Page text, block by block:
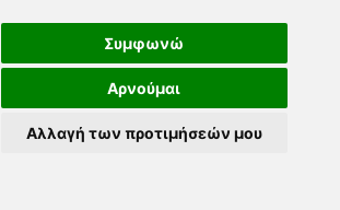
Συμφωνώ
Αρνούμαι
Αλλαγή των προτιμήσεών μου
| Twitter| Youtube
RSS Feed